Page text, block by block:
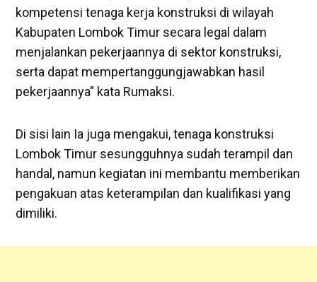
kompetensi tenaga kerja konstruksi di wilayah
Kabupaten Lombok Timur secara legal dalam
menjalankan pekerjaannya di sektor konstruksi,
serta dapat mempertanggungjawabkan hasil
pekerjaannya” kata Rumaksi.
Di sisi lain Ia juga mengakui, tenaga konstruksi
Lombok Timur sesungguhnya sudah terampil dan
handal, namun kegiatan ini membantu memberikan
pengakuan atas keterampilan dan kualifikasi yang
dimiliki.